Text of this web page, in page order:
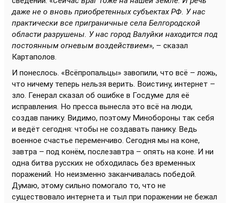
даже не о вновь приобретенных субъектах РФ. У нас
практически все приграничные села Белгородской
области разрушены. У нас город Валуйки находится под
постоянным огневым воздействием», – сказал
Картаполов.
И понеслось. «Всёпропальцы» завопили, что всё – ложь,
что ничему теперь нельзя верить. Воистину, интернет –
зло. Генерал сказал об ошибке в Госдуме для её
исправления. Но пресса вынесла это всё на люди,
создав панику. Видимо, поэтому Минобороны так себя
и ведёт сегодня: чтобы не создавать панику. Ведь
военное счастье переменчиво. Сегодня мы на коне,
завтра – под конём, послезавтра – опять на коне. И ни
одна битва русских не обходилась без временных
поражений. Но неизменно заканчивалась победой.
Думаю, этому сильно помогало то, что не
существовало интернета и тыл при поражении не бежал